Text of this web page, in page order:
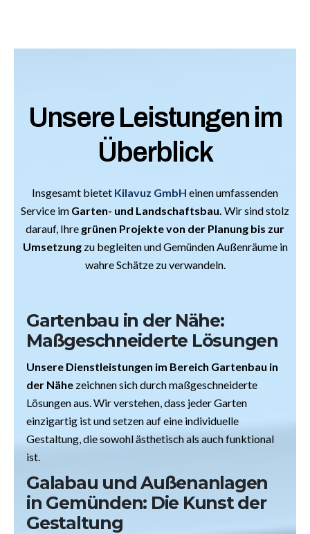
Unsere Leistungen im
Überblick
Insgesamt bietet Kilavuz GmbH einen umfassenden
Service im Garten- und Landschaftsbau. Wir sind stolz
darauf, Ihre grünen Projekte von der Planung bis zur
Umsetzungzu begleiten und Gemünden Außenräume in
wahre Schätze zu verwandeln.
Gartenbau in der Nähe:
Maßgeschneiderte Lösungen
Unsere Dienstleistungen im Bereich Gartenbau in
der Nähe zeichnen sich durch maßgeschneiderte
Lösungen aus. Wir verstehen, dass jeder Garten
einzigartig ist und setzen auf eine individuelle
Gestaltung, die sowohl ästhetisch als auch funktional
ist.
Galabau und Außenanlagen
in Gemünden: Die Kunst der
Gestaltung